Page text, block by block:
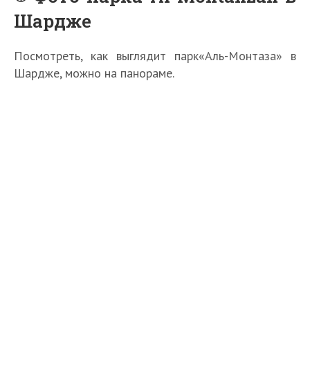
Шардже
Посмотреть, как выглядит парк«Аль-Монтаза» в
Шардже, можно на панораме.